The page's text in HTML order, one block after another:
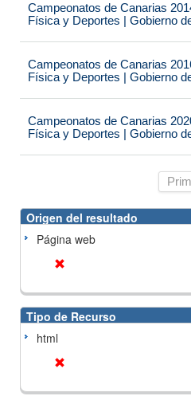
Campeonatos de Canarias
Física y Deportes | Gobierno
Campeonatos de Canarias
Física y Deportes | Gobierno
Campeonatos de Canarias
Física y Deportes | Gobierno
Origen del resultado
Página web
Tipo de Recurso
html